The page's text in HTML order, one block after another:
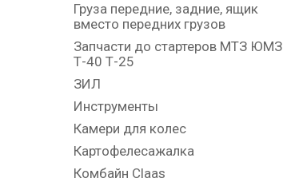
Груза передние, задние, ящик
вместо передних грузов
Запчасти до стартеров МТЗ ЮМЗ
Т-40 Т-25
ЗИЛ
Инструменты
Камери для колес
Картофелесажалка
Комбайн Claas